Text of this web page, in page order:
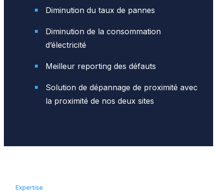
Diminution du taux de pannes
Diminution de la consommation
d’électricité
Meilleur reporting des défauts
Solution de dépannage de proximité avec
la proximité de nos deux sites
Expertise